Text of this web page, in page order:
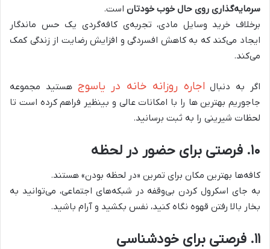
سرمایه‌گذاری روی حال خوب خودتان است.
برخلاف خرید وسایل مادی، تجربه‌ی کافه‌گردی یک حس ماندگار
ایجاد می‌کند که به کاهش افسردگی و افزایش رضایت از زندگی کمک
می‌کند.
اگر به دنبال اجاره روزانه خانه در یاسوج هستید مجموعه
جاجوریم بهترین ها را با امکانات عالی و بینظیر فراهم کرده است تا
لحظات شیرینی را به ثبت برسانید.
۱۰. فرصتی برای حضور در لحظه
کافه‌ها بهترین مکان برای تمرین «در لحظه بودن» هستند.
به جای اسکرول کردن بی‌وقفه در شبکه‌های اجتماعی، می‌توانید به
بخار بالا رفتن قهوه نگاه کنید، نفس بکشید و آرام باشید.
۱۱. فرصتی برای خودشناسی